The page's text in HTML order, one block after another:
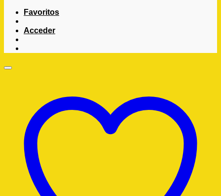
Favoritos
Acceder